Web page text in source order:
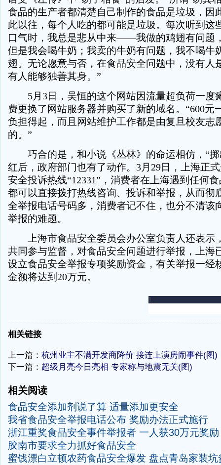
食品的生产者都清楚自己制作的食品是垃圾，因
此以往，每个人吃的都可能是垃圾。每次听到这
口气时，我总是悲从中来——我做的鸡翅有问题
但是我会喝牛奶；我卖的牛奶有问题，我不喝牛
翅。无论愿意与否，在食品安全问题中，没有人
有人能够独善其身。”
5月3日，吴恒的这个网站因流量超负荷一度
费更换了网站服务器并购买了新的域名。“600元
负担得起，而且网站维护工作都是由复旦校友志
的。”
巧合的是，和小说《丛林》的命运相仿，“掷
红后，政府部门也有了动作。3月29日，上海正
安全投诉热线“12331”，消费者在上海遇到任何
都可以直接拨打热线咨询、投诉和举报，从而彻
全举报电话号码多，消费者记不住，也分不清该
举报的难题。
上海市食品安全委员会办公室负责人还表示
共同参与监督，对食品安全问题进行举报，上海
设立食品安全举报专项奖励资金，有关举报一经
金额将达到20万元。
-
相关链接
上一篇： 杭州业主不满开发商降价 接连上演房闹事件(图)
下一篇： 超级月亮今日亮相 专家称与地震无关(图)
相关阅读
食品安全添加剂说了算 适量添加更安全
我省食品安全举报电话公布 奖励办法正式施行
浙江重奖食品安全事件举报者 一人获30万元奖励
胶南市要求全力抓好食品安全
蜜饯漂白立顿农药食品安全爆发 盘点青岛家装坑